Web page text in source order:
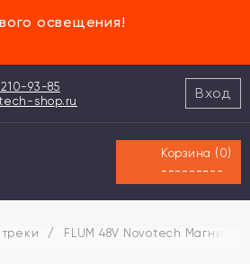
освещения!
210-93-85
shop.ru
Вход
Корзина ( 0)
---------
/ FLUM 48V Novotech